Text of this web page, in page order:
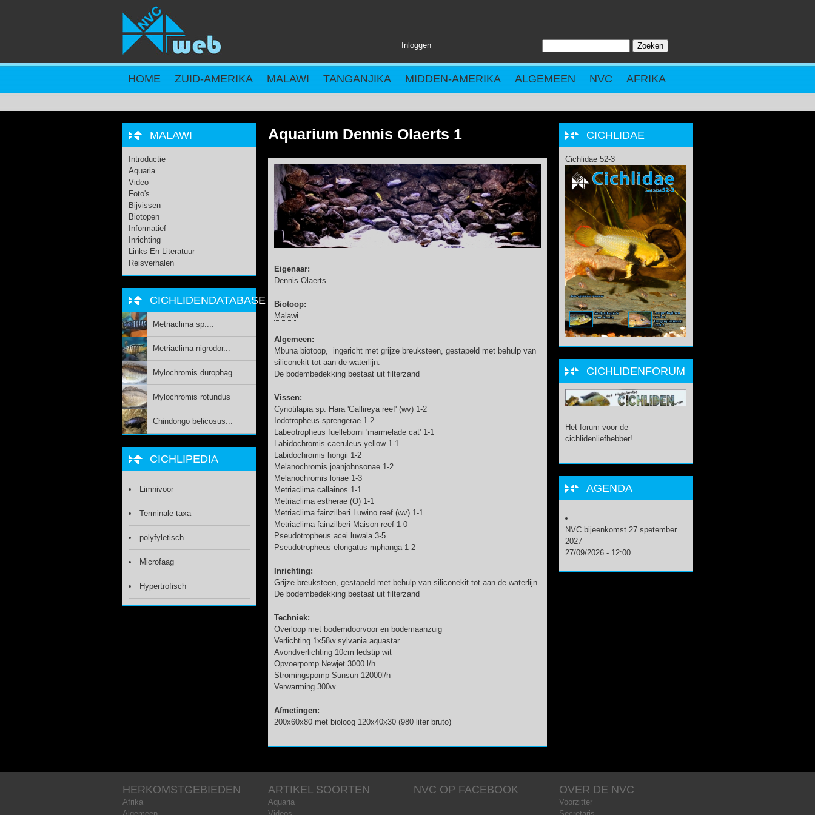
Inloggen
ZOEKVELD
HOME ZUID-AMERIKA MALAWI TANGANJIKA MIDDEN-AMERIKA ALGEMEEN NVC AFRIKA
Aquarium Dennis Olaerts 1
Eigenaar:
Dennis Olaerts
Biotoop:
Malawi
Algemeen:
Mbuna biotoop, ingericht met grijze breuksteen, gestapeld met behulp van
siliconekit tot aan de waterlijn.
De bodembedekking bestaat uit filterzand
Vissen:
Cynotilapia sp. Hara 'Gallireya reef' (wv) 1-2
Iodotropheus sprengerae 1-2
Labeotropheus fuelleborni 'marmelade cat' 1-1
Labidochromis caeruleus yellow 1-1
Labidochromis hongii 1-2
Melanochromis joanjohnsonae 1-2
Melanochromis loriae 1-3
Metriaclima callainos 1-1
Metriaclima estherae (O) 1-1
Metriaclima fainzilberi Luwino reef (wv) 1-1
Metriaclima fainzilberi Maison reef 1-0
Pseudotropheus acei luwala 3-5
Pseudotropheus elongatus mphanga 1-2
Inrichting:
Grijze breuksteen, gestapeld met behulp van siliconekit tot aan de waterlijn.
De bodembedekking bestaat uit filterzand
Techniek:
Overloop met bodemdoorvoor en bodemaanzuig
Verlichting 1x58w sylvania aquastar
Avondverlichting 10cm ledstip wit
Opvoerpomp Newjet 3000 l/h
Stromingspomp Sunsun 12000l/h
Verwarming 300w
Afmetingen:
200x60x80 met bioloog 120x40x30 (980 liter bruto)
MALAWI
Introductie
Aquaria
Video
Foto's
Bijvissen
Biotopen
Informatief
Inrichting
Links En Literatuur
Reisverhalen
CICHLIDENDATABASE
Metriaclima sp....
Metriaclima nigrodor...
Mylochromis durophag...
Mylochromis rotundus
Chindongo belicosus...
CICHLIPEDIA
Limnivoor
Terminale taxa
polyfyletisch
Microfaag
Hypertrofisch
CICHLIDAE
Cichlidae 52-3
CICHLIDENFORUM
Het forum voor de
cichlidenliefhebber!
AGENDA
NVC bijeenkomst 27 spetember
2027
27/09/2026 - 12:00
HERKOMSTGEBIEDEN
Afrika
ARTIKEL SOORTEN
Aquaria
NVC OP FACEBOOK OVER DE NVC
Voorzitter
Secretaris